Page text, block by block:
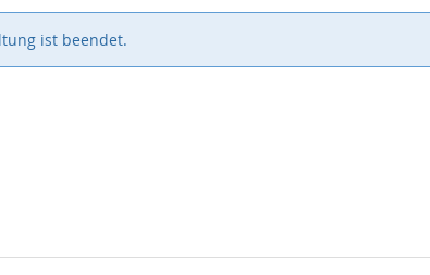
ist beendet.